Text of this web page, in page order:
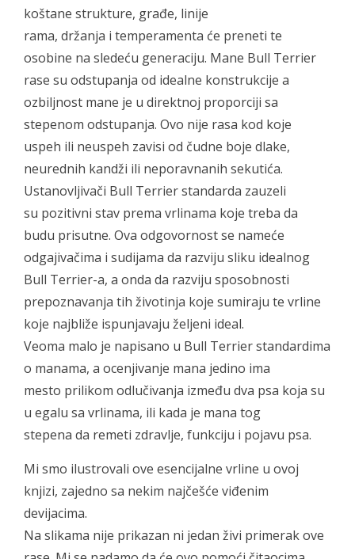
koštane strukture, građe, linije
rama, držanja i temperamenta će preneti te
osobine na sledeću generaciju. Mane Bull Terrier
rase su odstupanja od idealne konstrukcije a
ozbiljnost mane je u direktnoj proporciji sa
stepenom odstupanja. Ovo nije rasa kod koje
uspeh ili neuspeh zavisi od čudne boje dlake,
neurednih kandži ili neporavnanih sekutića.
Ustanovljivači Bull Terrier standarda zauzeli
su pozitivni stav prema vrlinama koje treba da
budu prisutne. Ova odgovornost se nameće
odgajivačima i sudijama da razviju sliku idealnog
Bull Terrier-a, a onda da razviju sposobnosti
prepoznavanja tih životinja koje sumiraju te vrline
koje najbliže ispunjavaju željeni ideal.
Veoma malo je napisano u Bull Terrier standardima
o manama, a ocenjivanje mana jedino ima
mesto prilikom odlučivanja između dva psa koja su
u egalu sa vrlinama, ili kada je mana tog
stepena da remeti zdravlje, funkciju i pojavu psa.
Mi smo ilustrovali ove esencijalne vrline u ovoj
knjizi, zajedno sa nekim najčešće viđenim
devijacima.
Na slikama nije prikazan ni jedan živi primerak ove